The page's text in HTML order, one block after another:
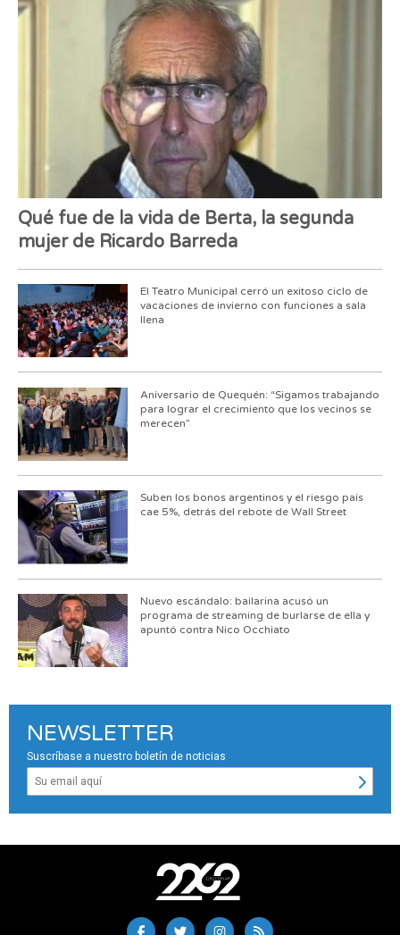
Qué fue de la vida de Berta, la segunda
mujer de Ricardo Barreda
El Teatro Municipal cerró un exitoso ciclo de
vacaciones de invierno con funciones a sala
llena
Aniversario de Quequén: “Sigamos trabajando
para lograr el crecimiento que los vecinos se
merecen”
Suben los bonos argentinos y el riesgo país
cae 5%, detrás del rebote de Wall Street
Nuevo escándalo: bailarina acusó un
programa de streaming de burlarse de ella y
apuntó contra Nico Occhiato
NEWSLETTER
Suscríbase a nuestro boletín de noticias